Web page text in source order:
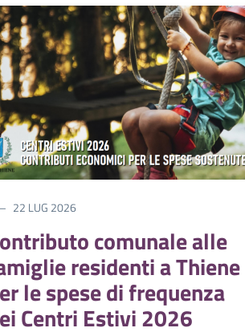
22 LUG 2026
comunale alle
residenti a Thiene
le spese di frequenza
Centri Estivi 2026